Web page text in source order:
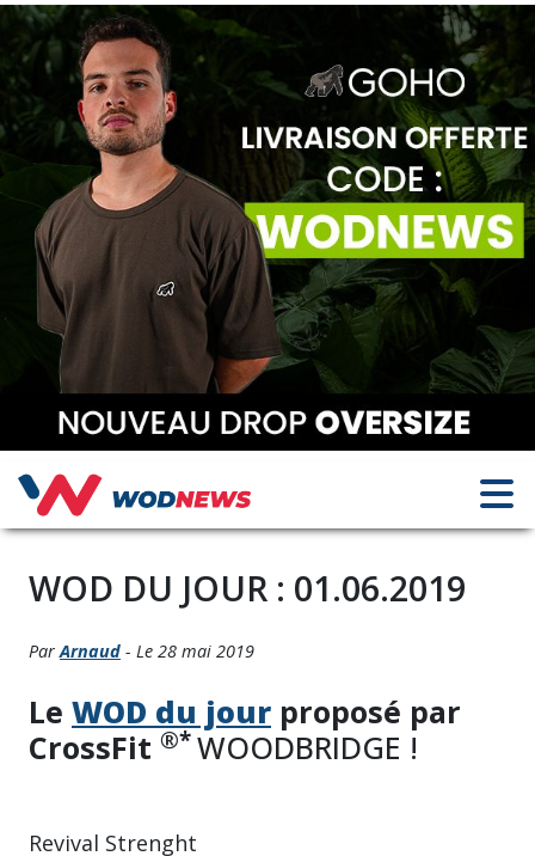
WOD DU JOUR : 01.06.2019
ParArnaud - Le 28 mai 2019
Le WOD du jour proposé par
CrossFit ®*WOODBRIDGE !
Revival Strenght